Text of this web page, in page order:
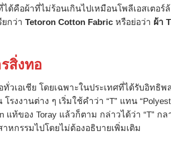
ด้คือผ้าที่ไม่ร้อนเกินไปเหมือนโพลีเอสเตอร์
กว่า Tetoron Cotton Fabric หรือย่อว่า ผ้า
สิ่งทอ
วเอเชีย โดยเฉพาะในประเทศที่ได้รับอิทธิพ
งานต่าง ๆ เริ่มใช้คำว่า “T” แทน
ท้ของ Toray แล้วก็ตาม กล่าวได้ว่า “T” กล
าหกรรมไปโดยไม่ต้องอธิบายเพิ่มเติม